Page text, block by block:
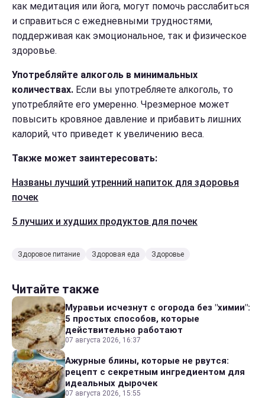
как медитация или йога, могут помочь расслабиться
и справиться с ежедневными трудностями,
поддерживая как эмоциональное, так и физическое
здоровье.
Употребляйте алкоголь в минимальных
количествах. Если вы употребляете алкоголь, то
употребляйте его умеренно. Чрезмерное может
повысить кровяное давление и прибавить лишних
калорий, что приведет к увеличению веса.
Также может заинтересовать:
Названы лучший утренний напиток для здоровья
почек
5 лучших и худших продуктов для почек
Здоровое питание Здоровая еда Здоровье
Читайте также
Муравьи исчезнут с огорода без "химии":
5 простых способов, которые
действительно работают
07 августа 2026, 16:37
Ажурные блины, которые не рвутся:
рецепт с секретным ингредиентом для
идеальных дырочек
07 августа 2026, 15:55